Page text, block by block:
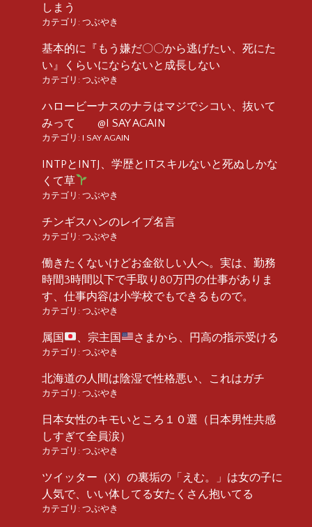
しまう
カテゴリ: つぶやき
基本的に『もう嫌だ〇〇から逃げたい、死にた
い』くらいにならないと成長しない
カテゴリ: つぶやき
ハロービーナスのナラはマジでシコい、抜いて
みって @I SAY AGAIN
カテゴリ: I SAY AGAIN
INTPとINTJ、学歴とITスキルないと死ぬしかな
くて草
カテゴリ: つぶやき
チンギスハンのレイプ名言
カテゴリ: つぶやき
働きたくないけどお金欲しい人へ。実は、勤務
時間3時間以下で手取り80万円の仕事がありま
す、仕事内容は小学校でもできるもので。
カテゴリ: つぶやき
属国 、宗主国 さまから、円高の指示受ける
カテゴリ: つぶやき
北海道の人間は陰湿で性格悪い、これはガチ
カテゴリ: つぶやき
日本女性のキモいところ１０選（日本男性共感
しすぎて全員涙）
カテゴリ: つぶやき
ツイッター（X）の裏垢の「えむ。」は女の子に
人気で、いい体してる女たくさん抱いてる
カテゴリ: つぶやき